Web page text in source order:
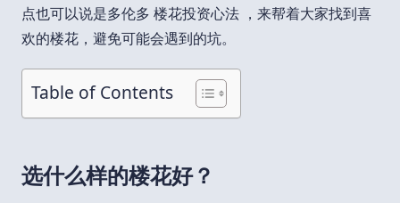
点也可以说是多伦多 楼花投资心法 ，来帮着大家找到喜
欢的楼花，避免可能会遇到的坑。
Table of Contents
选什么样的楼花好？